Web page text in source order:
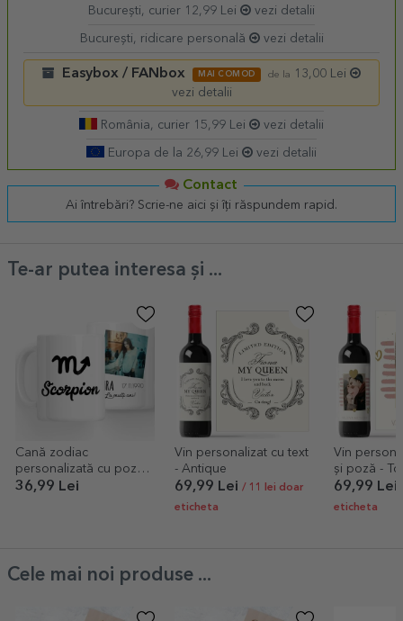
București, curier 12,99 Lei vezi detalii
București, ridicare personală vezi detalii
Easybox / FANbox MAI COMOD de la
13,00 Lei
vezi detalii
România, curier 15,99 Lei vezi detalii
Europa de la 26,99 Lei vezi detalii
Contact
Ai întrebări? Scrie-ne aici și îți răspundem rapid.
Te-ar putea interesa și ...
Cană zodiac
personalizată cu poză
și text - Scorpion
36,99 Lei
Vin personalizat cu text
- Antique
69,99 Lei / 11 lei doar
eticheta
Vin
și poză -
69,99 Lei
eticheta
Cele mai noi produse ...